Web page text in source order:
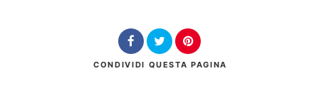
CONDIVIDI QUESTA PAGINA